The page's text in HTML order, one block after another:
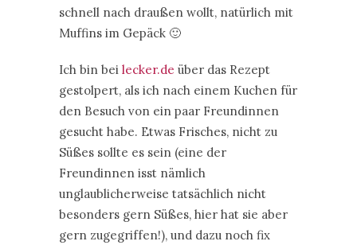
schnell nach draußen wollt, natürlich mit
Muffins im Gepäck 🙂
Ich bin bei lecker.de über das Rezept
gestolpert, als ich nach einem Kuchen für
den Besuch von ein paar Freundinnen
gesucht habe. Etwas Frisches, nicht zu
Süßes sollte es sein (eine der
Freundinnen isst nämlich
unglaublicherweise tatsächlich nicht
besonders gern Süßes, hier hat sie aber
gern zugegriffen!), und dazu noch fix